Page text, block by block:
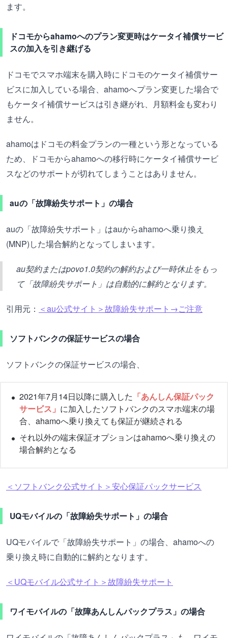
ます。
ドコモからahamoへのプラン変更時はケータイ補償サービ
スの加入を引き継げる
ドコモでスマホ端末を購入時にドコモのケータイ補償サー
ビスに加入している場合、ahamoへプラン変更した場合で
もケータイ補償サービスは引き継がれ、月額料金も変わり
ません。
ahamoはドコモの料金プランの一種という形となっている
ため、ドコモからahamoへの移行時にケータイ補償サービ
スなどのサポートが切れてしまうことはありません。
auの「故障紛失サポート」の場合
auの「故障紛失サポート」はauからahamoへ乗り換え
(MNP)した場合解約となってしまいます。
au契約またはpovo1.0契約の解約および一時休止をもっ
て「故障紛失サポート」は自動的に解約となります。
引用元： ＜au公式サイト＞故障紛失サポート→ご注意
ソフトバンクの保証サービスの場合
ソフトバンクの保証サービスの場合、
2021年7月14日以降に購入した 「あんしん保証パック
サービス」 に加入したソフトバンクのスマホ端末の場
合、ahamoへ乗り換えても保証が継続される
それ以外の端末保証オプションはahamoへ乗り換えの
場合解約となる
＜ソフトバンク公式サイト＞安心保証パックサービス
UQモバイルの「故障紛失サポート」の場合
UQモバイルで「故障紛失サポート」の場合、ahamoへの
乗り換え時に自動的に解約となります。
＜UQモバイル公式サイト＞故障紛失サポート
ワイモバイルの「故障あんしんパックプラス」の場合